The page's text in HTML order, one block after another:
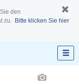
den
zu. Bitte klicken Sie hier